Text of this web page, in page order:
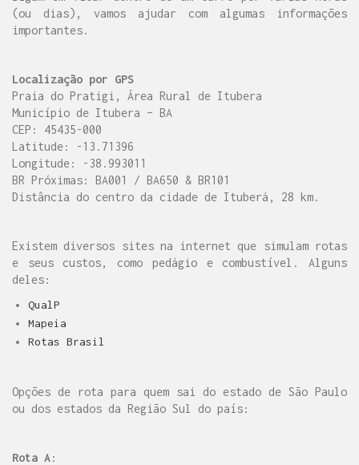
(ou dias), vamos ajudar com algumas informações
importantes.
Localização por GPS
Praia do Pratigi, Área Rural de Itubera
Município de Itubera – BA
CEP: 45435-000
Latitude: -13.71396
Longitude: -38.993011
BR Próximas: BA001 / BA650 & BR101
Distância do centro da cidade de Ituberá, 28 km.
Existem diversos sites na internet que simulam rotas
e seus custos, como pedágio e combustível. Alguns
deles:
QualP
Mapeia
Rotas Brasil
Opções de rota para quem sai do estado de São Paulo
ou dos estados da Região Sul do país:
Rota A: